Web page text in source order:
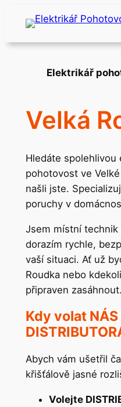
Přeskočit
obsah
Elektrikář
Velká
Hledáte spolehlivou
pohotovost ve
našli jste.
poruchy v
Jsem místní technik
dorazím rychle,
vaší situaci. Ať už
Roudka nebo
připraven zasáhnout.
Kdy volat
Abych vám ušetřil
křišťálově jasné
Volejte